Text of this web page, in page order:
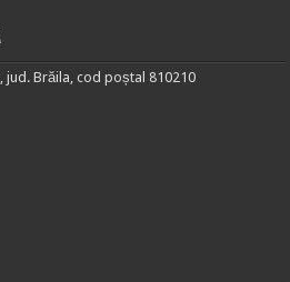
jud. Brăila, cod poștal 810210